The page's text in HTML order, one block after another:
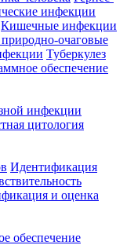
инфекции
Кишечные инфекции
очаговые
Туберкулез
обеспечение
инфекции
цитология
Идентификация
и оценка
обеспечение